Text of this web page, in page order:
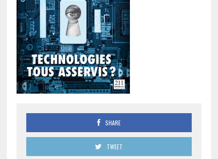
SHARE
TWEET